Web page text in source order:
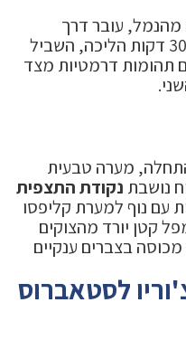
מהנמל, עובר דרך
שכונת הדייגים הישנה. אחרי כ-30 דקות הליכה, השביל
תהומות דרמטיות מצד
מהתחלה, מערה טבעית
נושבת נקודת התצפית
עם נוף למערת קליפסו
קטן יורד מהצוקים
מכוסה בצברים ענקיים
לסטאברוס